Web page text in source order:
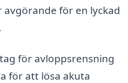
avgörande för en lyckad
för avloppsrensning
för att lösa akuta